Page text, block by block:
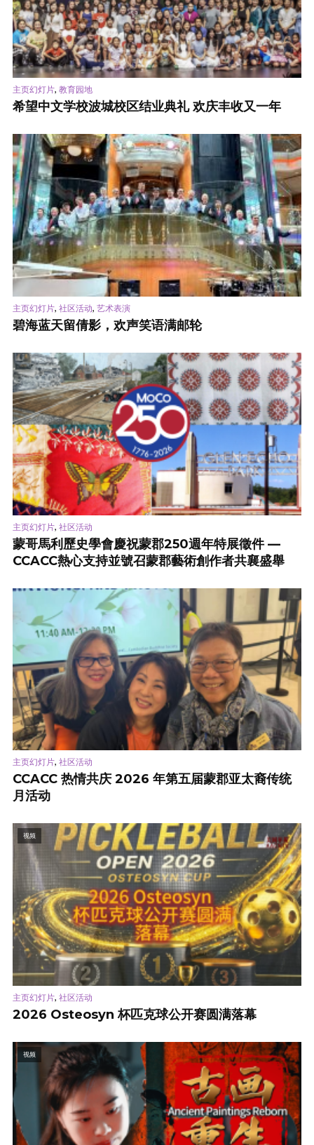
主页幻灯片, 教育园地
希望中文学校波城校区结业典礼 欢庆丰收又一年
主页幻灯片, 社区活动, 艺术表演
碧海蓝天留倩影，欢声笑语满邮轮
主页幻灯片, 社区活动
蒙哥馬利歷史學會慶祝蒙郡250週年特展徵件 —
CCACC熱心支持並號召蒙郡藝術創作者共襄盛舉
主页幻灯片, 社区活动
CCACC 热情共庆 2026 年第五届蒙郡亚太裔传统
月活动
视频
主页幻灯片, 社区活动
2026 Osteosyn 杯匹克球公开赛圆满落幕
视频